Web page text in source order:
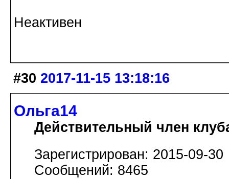
Неактивен
#30 2017-11-15 13:18:16
Ольга14
Действительный член
Зарегистрирован: 2015-09-30
Сообщений: 8465